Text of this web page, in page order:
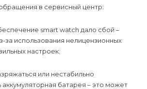
в сервисный центр:
smart watch дало сбой –
за использования нелицензионных
настроек;
или нестабильно
аккумуляторная батарея – это может